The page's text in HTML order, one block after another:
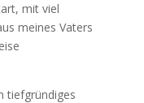
mit viel
meines Vaters
tiefgründiges